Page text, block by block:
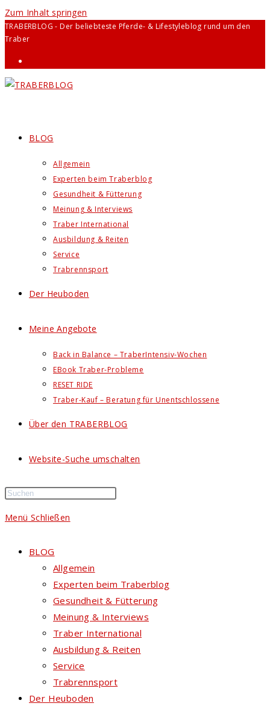
Zum Inhalt springen
TRABERBLOG - Der beliebteste Pferde- & Lifestyleblog rund um den
Traber
BLOG
Allgemein
Experten beim Traberblog
Gesundheit & Fütterung
Meinung & Interviews
Traber International
Ausbildung & Reiten
Service
Trabrennsport
Der Heuboden
Meine Angebote
Back in Balance – TraberIntensiv-Wochen
EBook Traber-Probleme
RESET RIDE
Traber-Kauf – Beratung für Unentschlossene
Über den TRABERBLOG
Website-Suche umschalten
Menü Schließen
BLOG
Allgemein
Experten beim Traberblog
Gesundheit & Fütterung
Meinung & Interviews
Traber International
Ausbildung & Reiten
Service
Trabrennsport
Der Heuboden